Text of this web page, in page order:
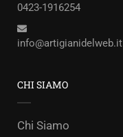
0423-1916254
info@artigianidelweb.it
CHI SIAMO
Chi Siamo